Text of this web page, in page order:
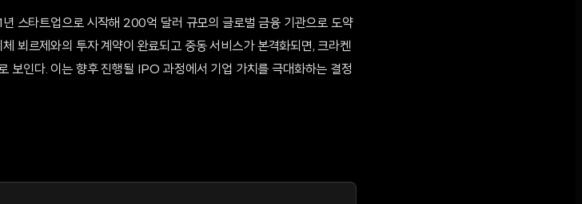
스타트업으로 시작해 200억 달러 규모의 글로벌 금융 기관으로 도약
뵈르제와의 투자 계약이 완료되고 중동 서비스가 본격화되면, 크라켄
보인다. 이는 향후 진행될 IPO 과정에서 기업 가치를 극대화하는 결정